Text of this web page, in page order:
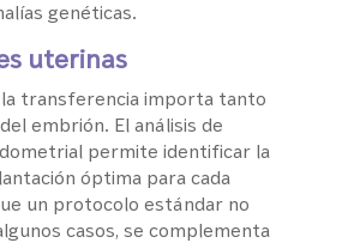
genéticas.
uterinas
transferencia importa tanto
embrión. El análisis de
permite identificar la
óptima para cada
un protocolo estándar no
casos, se complementa